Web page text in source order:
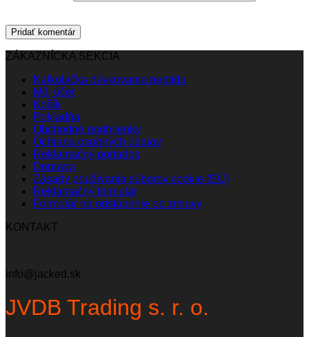
ZÁKAZNÍCKA SEKCIA
Kalkulačka dávkovania peptidu
Môj účet
Košík
Pokladňa
Obchodné podmienky
Ochrana osobných údajov
Reklamačný poriadok
Doprava
Zásady používania súborov cookie (EÚ)
Reklamačný formulár
Formulár na odstúpenie od zmluvy
KONTAKT
info@jacked.sk
JVDB Trading s. r. o.